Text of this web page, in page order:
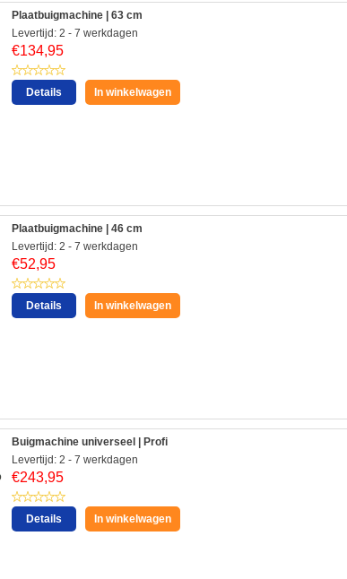
Plaatbuigmachine | 63 cm
Levertijd: 2 - 7 werkdagen
€134,95
Details In winkelwagen
Plaatbuigmachine | 46 cm
Levertijd: 2 - 7 werkdagen
€52,95
Details In winkelwagen
Buigmachine universeel | Profi
Levertijd: 2 - 7 werkdagen
€243,95
Details In winkelwagen